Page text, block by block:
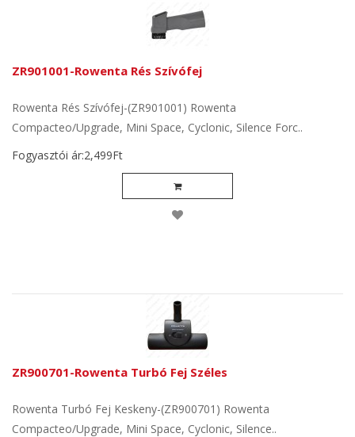
ZR901001-Rowenta Rés Szívófej
Rowenta Rés Szívófej-(ZR901001) Rowenta
Compacteo/Upgrade, Mini Space, Cyclonic, Silence Forc..
Fogyasztói ár:2,499Ft
ZR900701-Rowenta Turbó Fej Széles
Rowenta Turbó Fej Keskeny-(ZR900701) Rowenta
Compacteo/Upgrade, Mini Space, Cyclonic, Silence..